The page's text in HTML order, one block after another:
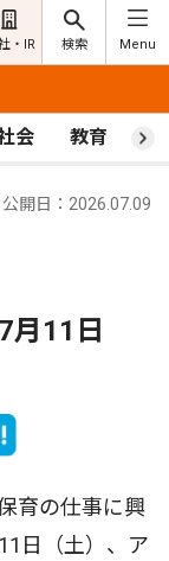
・IR 検索 Menu
会 教育 ス
公開日：2026.07.09
月11日
育の仕事に興
日（土）、ア